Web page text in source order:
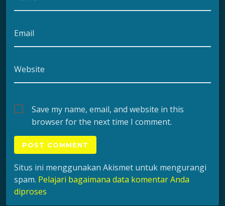
Email
Website
Save my name, email, and website in this
browser for the next time I comment.
Situs ini menggunakan Akismet untuk mengurangi
spam. Pelajari bagaimana data komentar Anda
diproses